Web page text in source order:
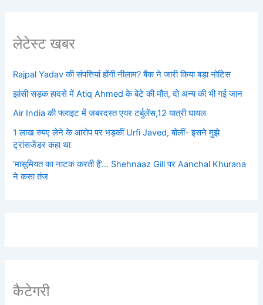
लेटेस्ट खबर
Rajpal Yadav की संपत्तियां होंगी नीलाम? बैंक ने जारी किया बड़ा नोटिस
झांसी सड़क हादसे में Atiq Ahmed के बेटे की मौत, दो अन्य की भी गई जान
Air India की फ्लाइट में जबरदस्त एयर टर्बुलेंस,12 यात्री घायल
1 लाख रुपए लेने के आरोप पर भड़कीं Urfi Javed, बोलीं- इसने मुझे
ट्रांसजेंडर कहा था
‘मासूमियत का नाटक करती हैं’… Shehnaaz Gill पर Aanchal Khurana
ने कसा तंज
कैटेगरी